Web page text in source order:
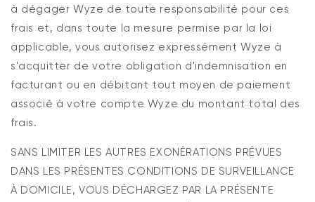
à dégager Wyze de toute responsabilité pour ces
frais et, dans toute la mesure permise par la loi
applicable, vous autorisez expressément Wyze à
s'acquitter de votre obligation d'indemnisation en
facturant ou en débitant tout moyen de paiement
associé à votre compte Wyze du montant total des
frais.
SANS LIMITER LES AUTRES EXONÉRATIONS PRÉVUES
DANS LES PRÉSENTES CONDITIONS DE SURVEILLANCE
À DOMICILE, VOUS DÉCHARGEZ PAR LA PRÉSENTE